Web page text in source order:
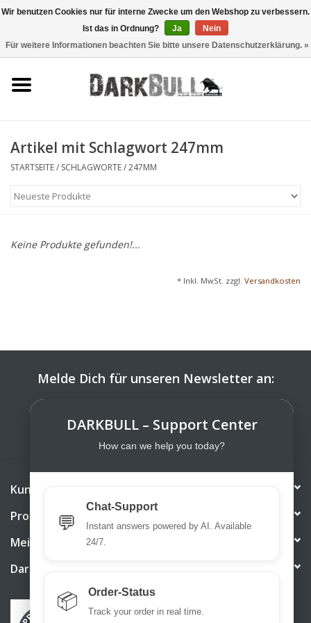
Schiesstraining
taktische Ausrüstung
Optiken & Laser
Blog
Artikel mit Schlagwort 247mm
STARTSEITE/ SCHLAGWORTE/247MM
Keine Produkte gefunden!...
* Inkl. MwSt. zzgl. Versandkosten
Melde Dich für unseren Newsletter an:
Kundendienst
Produkte
Mein Konto
DarkBull TrendStore
Wir benutzen Cookies nur für interne Zwecke um den Webshop zu verbessern.
Ist das in Ordnung?
Ja
Nein
Für weitere Informationen beachten Sie bitte unsere Datenschutzerklärung. »
DARKBULL – Support Center
How can we help you today?
💬
Chat-Support
Instant answers powered by AI. Available
24/7.
📦 Order-Status
Track your order in real time.